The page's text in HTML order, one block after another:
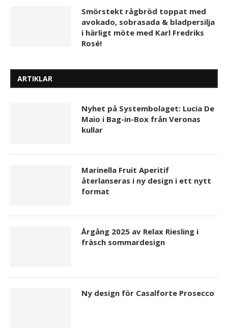
Smörstekt rågbröd toppat med
avokado, sobrasada & bladpersilja
i härligt möte med Karl Fredriks
Rosé!
ARTIKLAR
Nyhet på Systembolaget: Lucia De
Maio i Bag-in-Box från Veronas
kullar
Marinella Fruit Aperitif
återlanseras i ny design i ett nytt
format
Årgång 2025 av Relax Riesling i
fräsch sommardesign
Ny design för Casalforte Prosecco